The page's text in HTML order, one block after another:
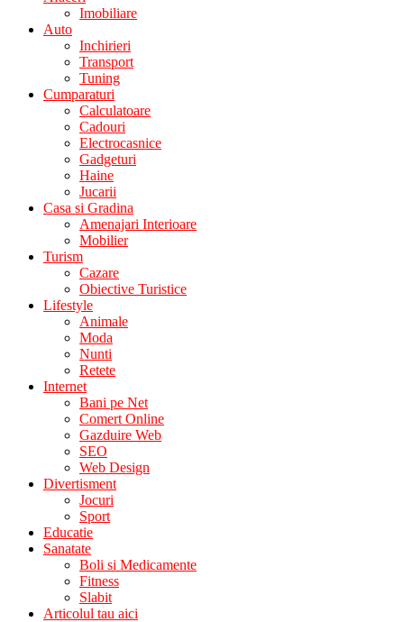
Imobiliare
Auto
Inchirieri
Transport
Tuning
Cumparaturi
Calculatoare
Cadouri
Electrocasnice
Gadgeturi
Haine
Jucarii
Casa si Gradina
Amenajari Interioare
Mobilier
Turism
Cazare
Obiective Turistice
Lifestyle
Animale
Moda
Nunti
Retete
Internet
Bani pe Net
Comert Online
Gazduire Web
SEO
Web Design
Divertisment
Jocuri
Sport
Educatie
Sanatate
Boli si Medicamente
Fitness
Slabit
Articolul tau aici